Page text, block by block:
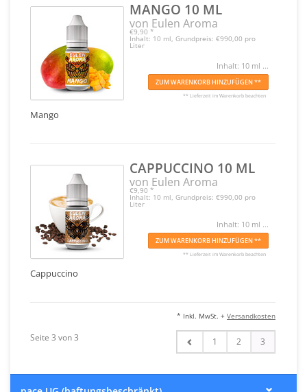
MANGO 10 ML
von Eulen Aroma
€9,90 *
Inhalt: 10 ml, Grundpreis: €990,00 pro
Liter
Inhalt: 10 ml ...
ZUM WARENKORB HINZUFÜGEN **
** Lieferzeit im Warenkorb beachten
Mango
CAPPUCCINO 10 ML
von Eulen Aroma
€9,90 *
Inhalt: 10 ml, Grundpreis: €990,00 pro
Liter
Inhalt: 10 ml ...
ZUM WARENKORB HINZUFÜGEN **
** Lieferzeit im Warenkorb beachten
Cappuccino
* Inkl. MwSt. + Versandkosten
Seite 3 von 3 1 2 3